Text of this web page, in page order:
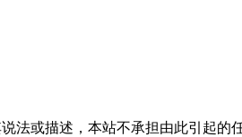
法或描述，本站不承担由此引起的